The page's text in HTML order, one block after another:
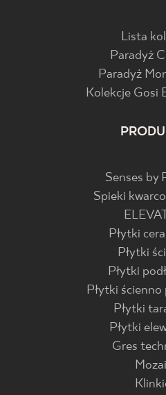
Lista
Paradyż
Paradyż
Kolekcje Gosi
Senses by
Spieki
Płytki
Płytki
Płytki
Płytki ścienno
Płytki
Płytki
Gres